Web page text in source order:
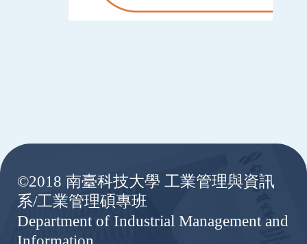
©2018 南臺科技大學 工業管理與資訊
系/工業管理碩專班
Department of Industrial Management and
Information